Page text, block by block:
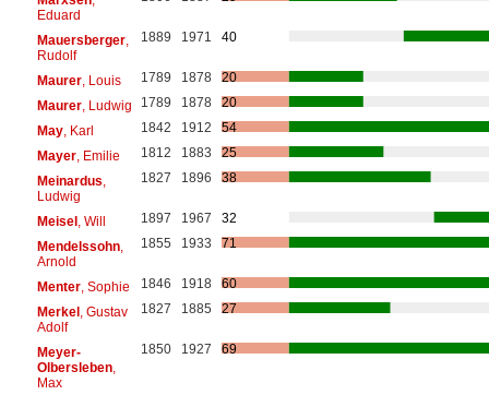
Eduard
Mauersberger,
Rudolf
1889 1971 40
Maurer, Louis 1789 1878
20
Maurer, Ludwig 1789 1878
20
May, Karl 1842 1912
54
Mayer, Emilie 1812 1883
25
Meinardus
Ludwig
1827 1896 38
Meisel, Will 1897 1967
32
Mendelssohn,
Arnold
1855 1933 71
Menter, Sophie 1846 1918
60
Merkel, Gustav
Adolf
1827 1885 27
Meyer-
Olbersleben,
Max
1850 1927 69